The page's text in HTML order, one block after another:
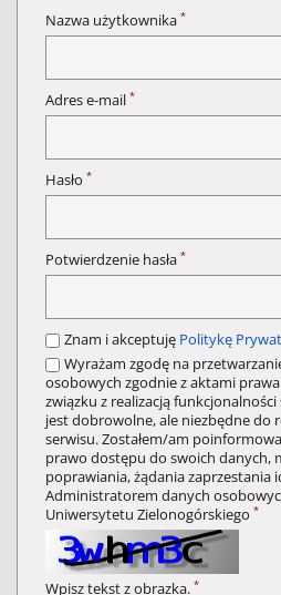
Nazwa użytkownika *
Adres e-mail *
Hasło *
Potwierdzenie hasła *
Znam i akceptuję Politykę
Wyrażam zgodę na
osobowych zgodnie z aktami
związku z realizacją
jest dobrowolne, ale niezbędne do
serwisu. Zostałem/am
prawo dostępu do swoich danych,
poprawiania, żądania zaprzestania
Administratorem danych
Uniwersytetu Zielonogórskiego *
Wpisz tekst z obrazka. *